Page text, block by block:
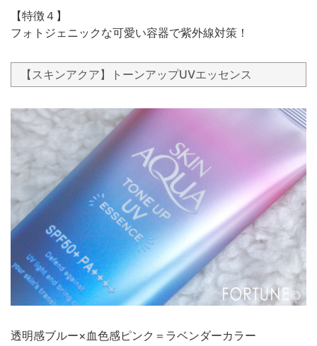
【特徴４】
フォトジェニックな可愛い容器で紫外線対策！
【スキンアクア】トーンアップUVエッセンス
透明感ブルー×血色感ピンク＝ラベンダーカラー